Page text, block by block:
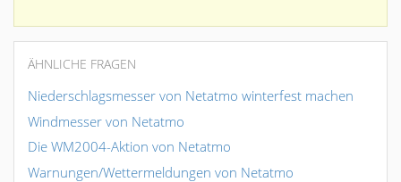
ÄHNLICHE FRAGEN
Niederschlagsmesser von Netatmo winterfest machen
Windmesser von Netatmo
Die WM2004-Aktion von Netatmo
Warnungen/Wettermeldungen von Netatmo